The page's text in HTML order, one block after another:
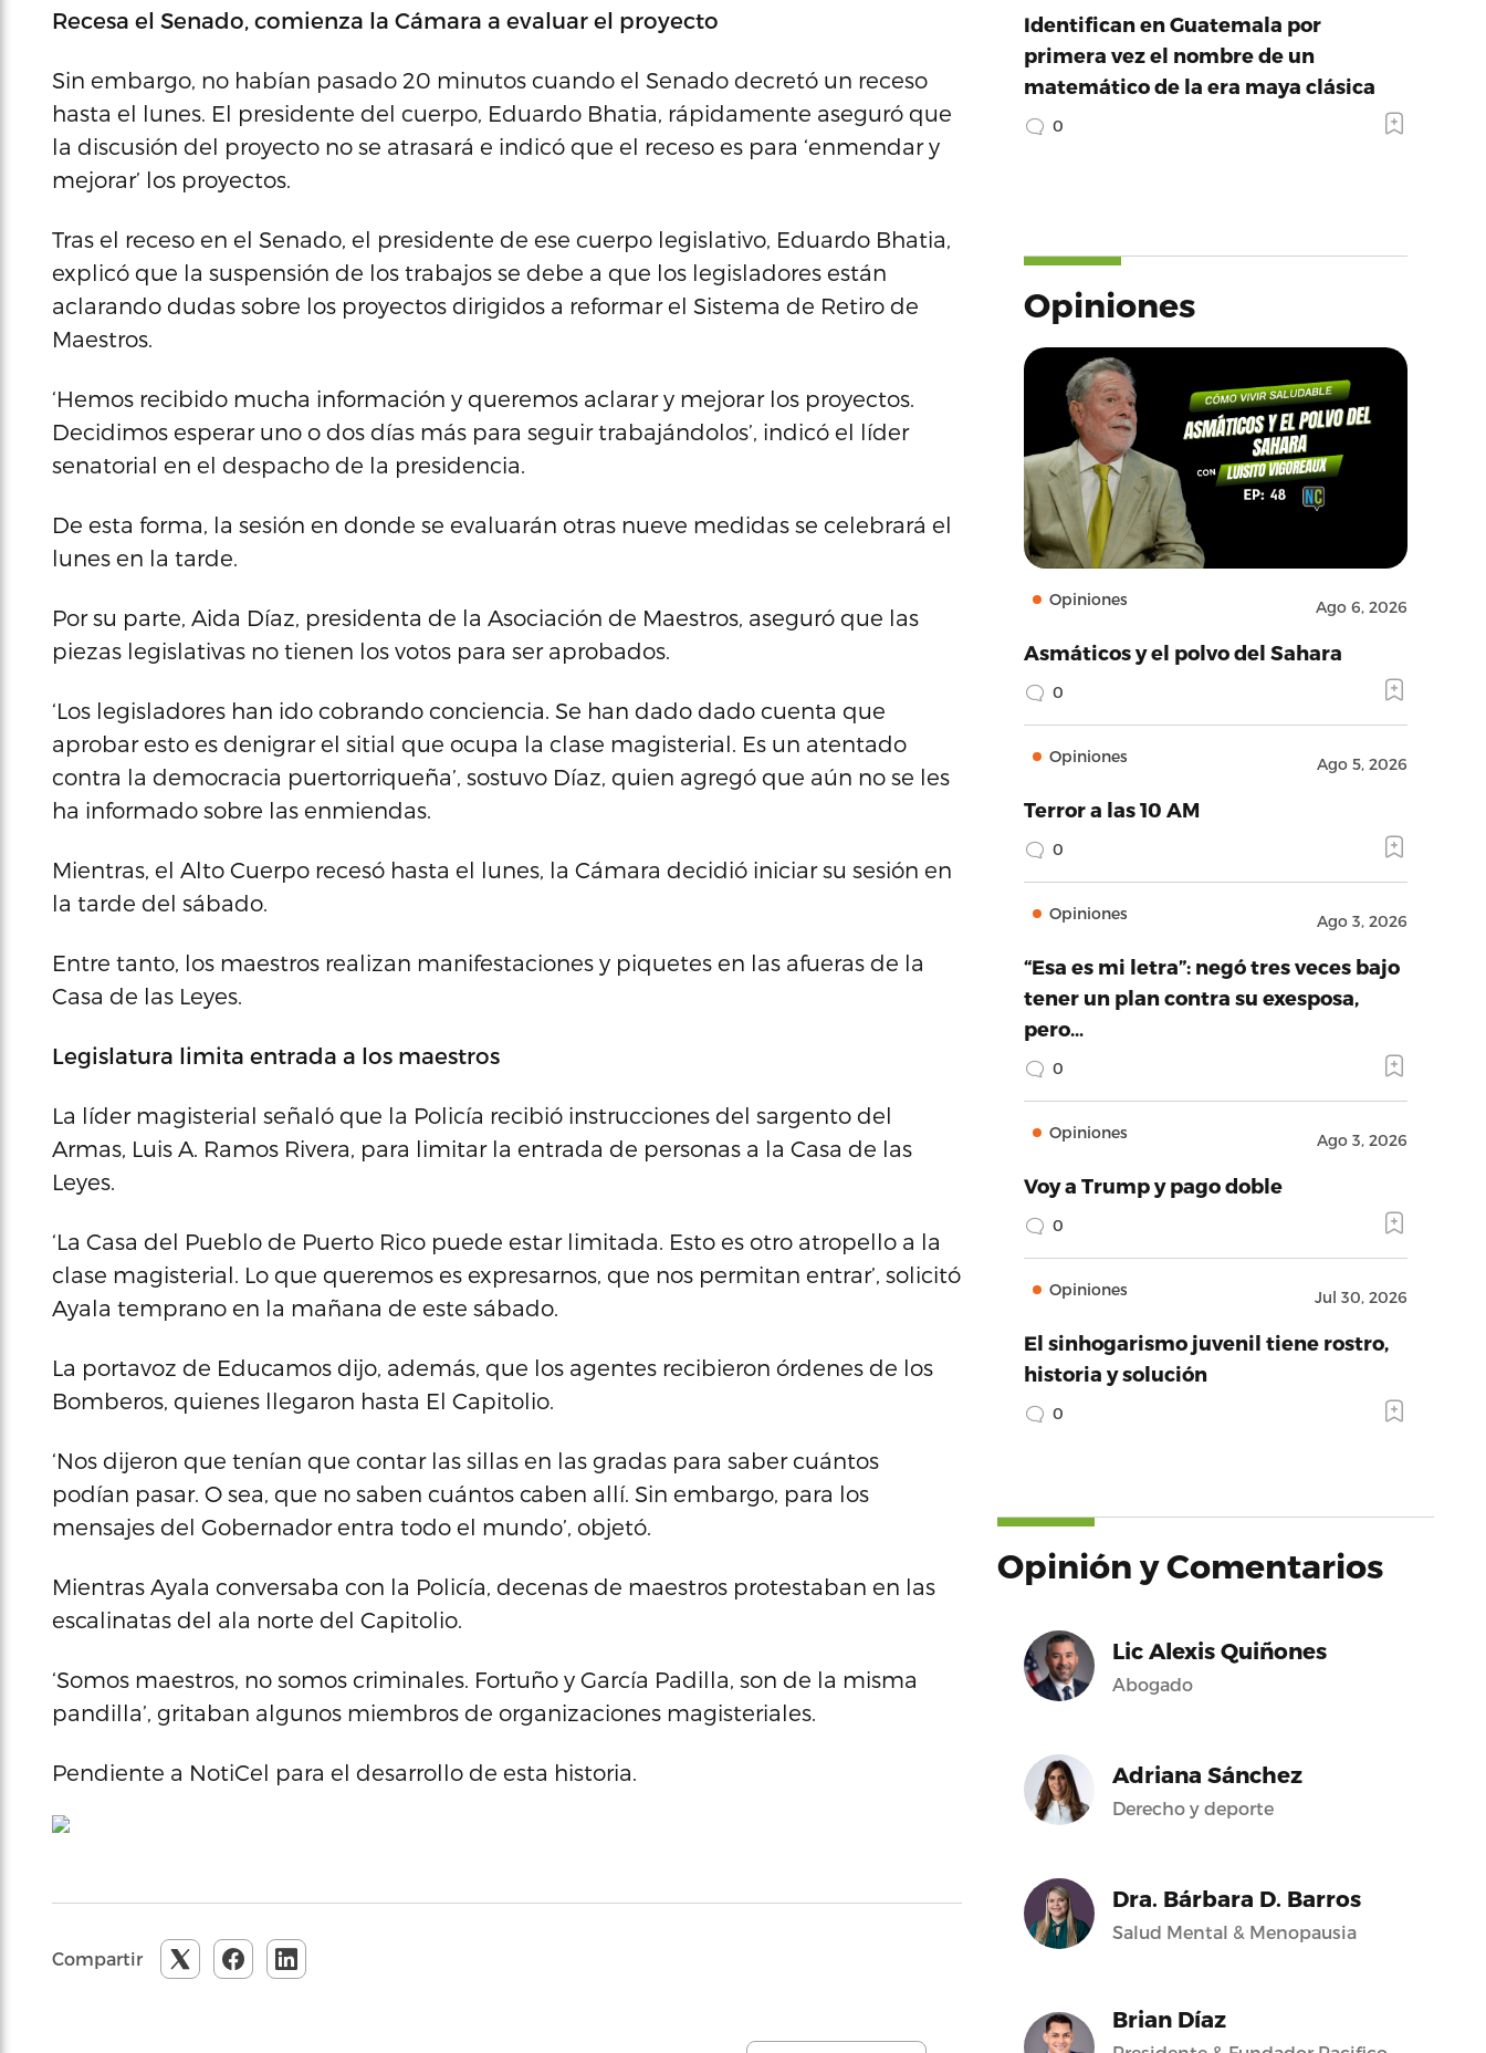
Recesa el Senado, comienza la Cámara a evaluar el proyecto
Sin embargo, no habían pasado 20 minutos cuando el Senado decretó un receso
hasta el lunes. El presidente del cuerpo, Eduardo Bhatia, rápidamente aseguró que
la discusión del proyecto no se atrasará e indicó que el receso es para ‘enmendar y
mejorar’ los proyectos.
Tras el receso en el Senado, el presidente de ese cuerpo legislativo, Eduardo Bhatia,
explicó que la suspensión de los trabajos se debe a que los legisladores están
aclarando dudas sobre los proyectos dirigidos a reformar el Sistema de Retiro de
Maestros.
‘Hemos recibido mucha información y queremos aclarar y mejorar los proyectos.
Decidimos esperar uno o dos días más para seguir trabajándolos’, indicó el líder
senatorial en el despacho de la presidencia.
De esta forma, la sesión en donde se evaluarán otras nueve medidas se celebrará el
lunes en la tarde.
Por su parte, Aida Díaz, presidenta de la Asociación de Maestros, aseguró que las
piezas legislativas no tienen los votos para ser aprobados.
‘Los legisladores han ido cobrando conciencia. Se han dado dado cuenta que
aprobar esto es denigrar el sitial que ocupa la clase magisterial. Es un atentado
contra la democracia puertorriqueña’, sostuvo Díaz, quien agregó que aún no se les
ha informado sobre las enmiendas.
Mientras, el Alto Cuerpo recesó hasta el lunes, la Cámara decidió iniciar su sesión en
la tarde del sábado.
Entre tanto, los maestros realizan manifestaciones y piquetes en las afueras de la
Casa de las Leyes.
Legislatura limita entrada a los maestros
La líder magisterial señaló que la Policía recibió instrucciones del sargento del
Armas, Luis A. Ramos Rivera, para limitar la entrada de personas a la Casa de las
Leyes.
‘La Casa del Pueblo de Puerto Rico puede estar limitada. Esto es otro atropello a la
clase magisterial. Lo que queremos es expresarnos, que nos permitan entrar’, solicitó
Ayala temprano en la mañana de este sábado.
La portavoz de Educamos dijo, además, que los agentes recibieron órdenes de los
Bomberos, quienes llegaron hasta El Capitolio.
‘Nos dijeron que tenían que contar las sillas en las gradas para saber cuántos
podían pasar. O sea, que no saben cuántos caben allí. Sin embargo, para los
mensajes del Gobernador entra todo el mundo’, objetó.
Mientras Ayala conversaba con la Policía, decenas de maestros protestaban en las
escalinatas del ala norte del Capitolio.
‘Somos maestros, no somos criminales. Fortuño y García Padilla, son de la misma
pandilla’, gritaban algunos miembros de organizaciones magisteriales.
Pendiente a NotiCel para el desarrollo de esta historia.
Compartir
Identifican en Guatemala por
primera vez el nombre de un
matemático de la era maya clásica
0
Opiniones
Opiniones Ago 6, 2026
Asmáticos y el polvo del Sahara
0
Opiniones Ago 5, 2026
Terror a las 10 AM
0
Opiniones Ago 3, 2026
“Esa es mi letra”: negó tres veces bajo
tener un plan contra su exesposa,
pero…
0
Opiniones Ago 3, 2026
Voy a Trump y pago doble
0
Opiniones Jul 30, 2026
El sinhogarismo juvenil tiene rostro,
historia y solución
0
Opinión y Comentarios
Lic Alexis Quiñones
Abogado
Adriana Sánchez
Derecho y deporte
Dra. Bárbara D. Barros
Salud Mental & Menopausia
Brian Díaz